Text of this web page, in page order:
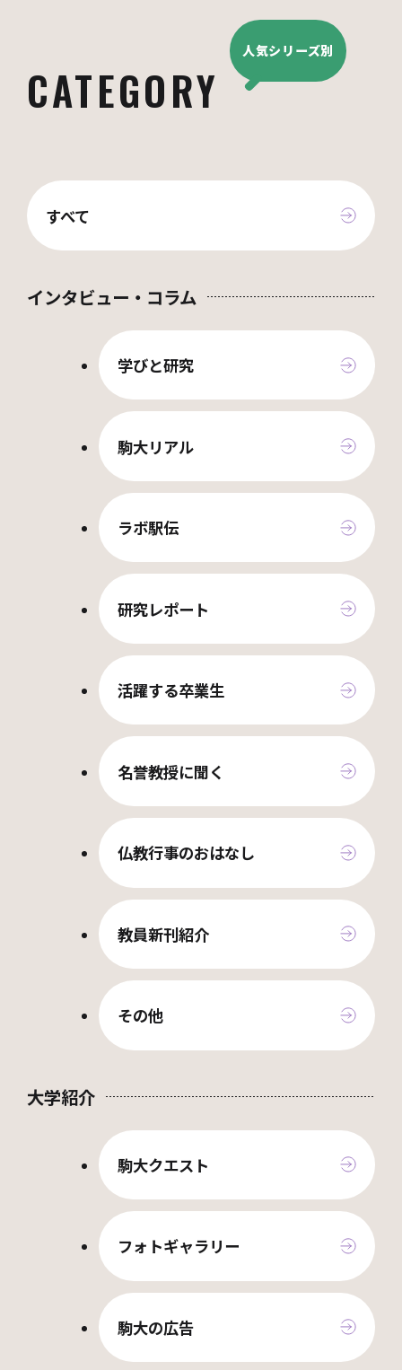
CATEGORY
人気シリーズ別
すべて
インタビュー・コラム
学びと研究
駒大リアル
ラボ駅伝
研究レポート
活躍する卒業生
名誉教授に聞く
仏教行事のおはなし
教員新刊紹介
その他
大学紹介
駒大クエスト
フォトギャラリー
駒大の広告